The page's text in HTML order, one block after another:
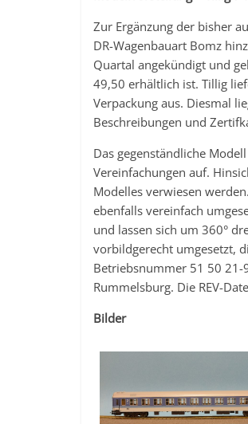
Zur Ergänzung der bisher
DR-Wagenbauart Bomz
Quartal angekündigt und
49,50 erhältlich ist. Tillig
Verpackung aus. Diesmal
Beschreibungen und
Das gegenständliche
Vereinfachungen auf.
Modelles verwiesen
ebenfalls vereinfach
und lassen sich um 360°
vorbildgerecht umgesetzt,
Betriebsnummer 51 50 21-
Rummelsburg. Die REV-
Bilder